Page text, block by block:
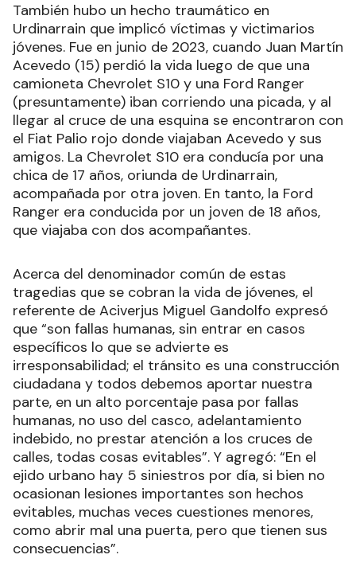
También hubo un hecho traumático en
Urdinarrain que implicó víctimas y victimarios
jóvenes. Fue en junio de 2023, cuando Juan Martín
Acevedo (15) perdió la vida luego de que una
camioneta Chevrolet S10 y una Ford Ranger
(presuntamente) iban corriendo una picada, y al
llegar al cruce de una esquina se encontraron con
el Fiat Palio rojo donde viajaban Acevedo y sus
amigos. La Chevrolet S10 era conducía por una
chica de 17 años, oriunda de Urdinarrain,
acompañada por otra joven. En tanto, la Ford
Ranger era conducida por un joven de 18 años,
que viajaba con dos acompañantes.
Acerca del denominador común de estas
tragedias que se cobran la vida de jóvenes, el
referente de Aciverjus Miguel Gandolfo expresó
que “son fallas humanas, sin entrar en casos
específicos lo que se advierte es
irresponsabilidad; el tránsito es una construcción
ciudadana y todos debemos aportar nuestra
parte, en un alto porcentaje pasa por fallas
humanas, no uso del casco, adelantamiento
indebido, no prestar atención a los cruces de
calles, todas cosas evitables”. Y agregó: “En el
ejido urbano hay 5 siniestros por día, si bien no
ocasionan lesiones importantes son hechos
evitables, muchas veces cuestiones menores,
como abrir mal una puerta, pero que tienen sus
consecuencias”.